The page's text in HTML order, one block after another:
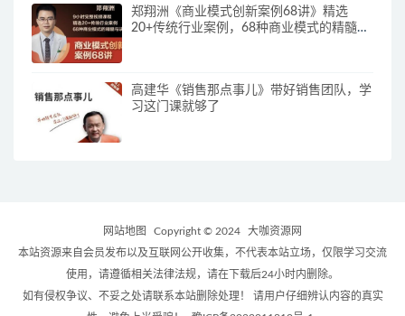
郑翔洲《商业模式创新案例68讲》精选
20+传统行业案例，68种商业模式的精髓与
高建华《销售那点事儿》带好销售团队，学
习这门课就够了
网站地图 Copyright © 2024
大咖资源网
本站资源来自会员发布以及互联网公开收集，不代表本站立场，仅限学习交流
使用，请遵循相关法律法规，请在下载后24小时内删除。
如有侵权争议、不妥之处请联系本站删除处理！ 请用户仔细辨认内容的真实